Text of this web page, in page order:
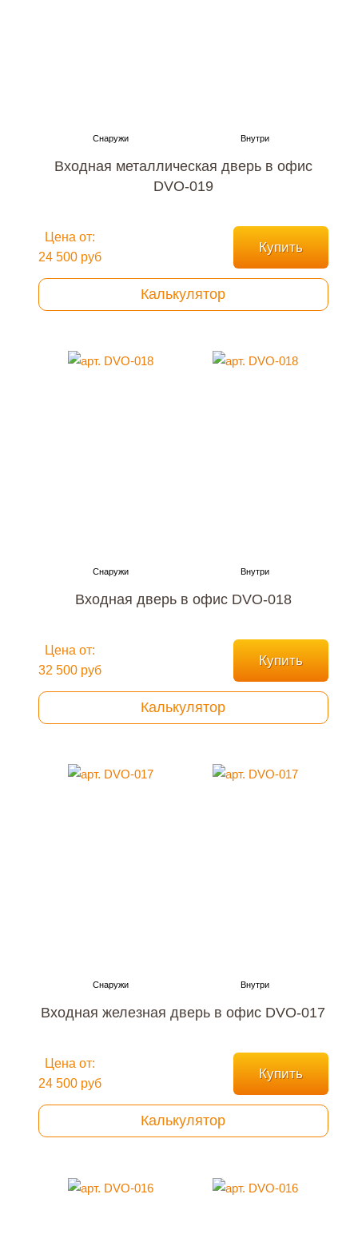
Входная металлическая дверь в офис
DVO-019
Цена от:
24 500 руб
Купить
Калькулятор
Входная дверь в офис DVO-018
Цена от:
32 500 руб
Купить
Калькулятор
Входная железная дверь в офис DVO-017
Цена от:
24 500 руб
Купить
Калькулятор